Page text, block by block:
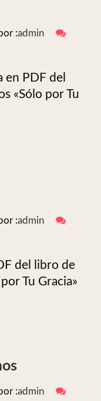
:admin
en PDF del
«Sólo por Tu
:admin
del libro de
Tu Gracia»
:admin